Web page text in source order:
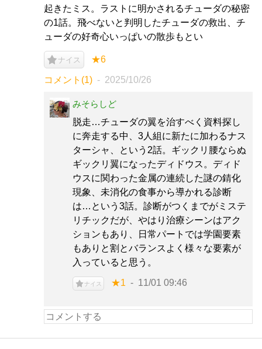
起きたミス。ラストに明かされるチューダの秘密
の1話。飛べないと判明したチューダの救出、チ
ューダの好奇心いっぱいの散歩もとい
ナイス ★6
コメント(1) 2025/10/26
みそらしど
脱走…チューダの翼を治すべく資料探し
に奔走する中、3人組に新たに加わるナス
ターシャ、という2話。ギックリ腰ならぬ
ギックリ翼になったディドウス。ディド
ウスに関わった金属の連続した謎の錆化
現象、未消化の食事から導かれる診断
は…という3話。診断がつくまでがミステ
リチックだが、やはり治療シーンはアク
ションもあり、日常パートでは学園要素
もありと割とバランスよく様々な要素が
入っていると思う。
ナイス ★1 11/01 09:46